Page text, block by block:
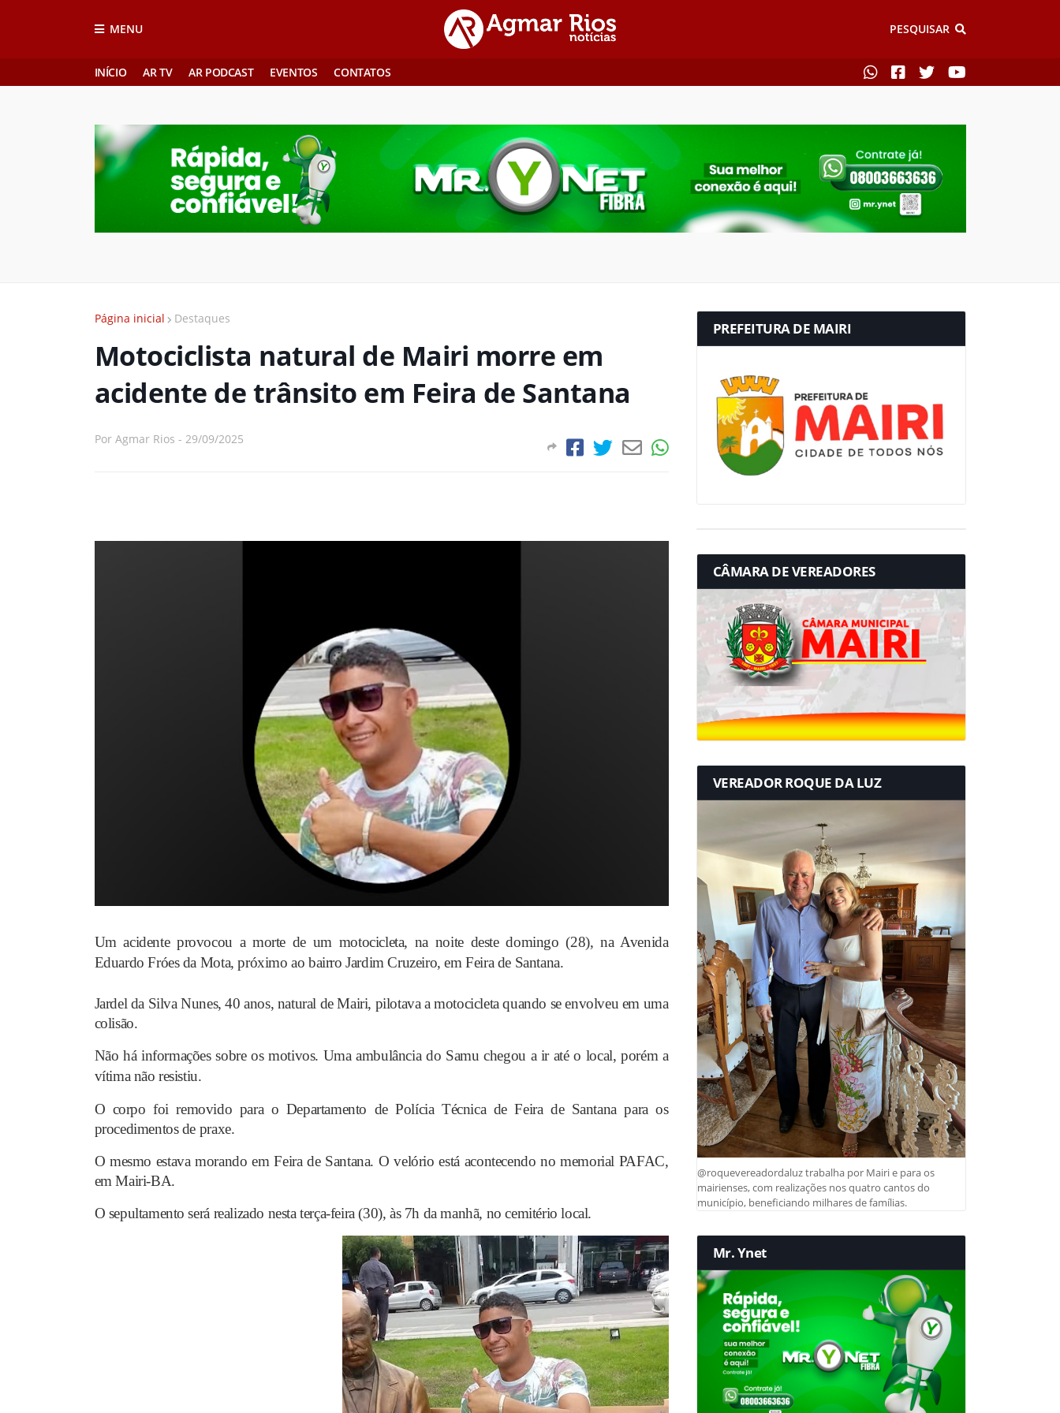
MENU PESQUISAR
INÍCIO AR TV AR PODCAST EVENTOS CONTATOS
Página inicial Destaques
Motociclista natural de Mairi morre em
acidente de trânsito em Feira de Santana
Por Agmar Rios - 29/09/2025
Um acidente provocou a morte de um motocicleta, na noite deste domingo (28), na Avenida
Eduardo Fróes da Mota, próximo ao bairro Jardim Cruzeiro, em Feira de Santana.
Jardel da Silva Nunes, 40 anos, natural de Mairi, pilotava a motocicleta quando se envolveu em uma
colisão.
Não há informações sobre os motivos. Uma ambulância do Samu chegou a ir até o local, porém a
vítima não resistiu.
O corpo foi removido para o Departamento de Polícia Técnica de Feira de Santana para os
procedimentos de praxe.
O mesmo estava morando em Feira de Santana. O velório está acontecendo no memorial PAFAC,
em Mairi-BA.
O sepultamento será realizado nesta terça-feira (30), às 7h da manhã, no cemitério local.
PREFEITURA DE MAIRI
CÂMARA DE VEREADORES
VEREADOR ROQUE DA LUZ
@roquevereadordaluz trabalha por Mairi e para os
mairienses, com realizações nos quatro cantos do
município, beneficiando milhares de famílias.
Mr. Ynet